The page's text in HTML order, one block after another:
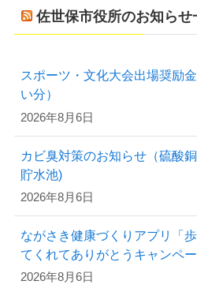
佐世保市役所のお知らせ
スポーツ・文化大会出場奨励
い分）
2026年8月6日
カビ臭対策のお知らせ（硫酸
貯水池)
2026年8月6日
ながさき健康づくりアプリ「
てくれてありがとうキャンペ
2026年8月6日